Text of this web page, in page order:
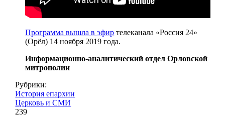
Программа вышла в эфир телеканала «Россия 24»
(Орёл) 14 ноября 2019 года.
Информационно-аналитический отдел Орловской
митрополии
Рубрики:
История епархии
Церковь и СМИ
239